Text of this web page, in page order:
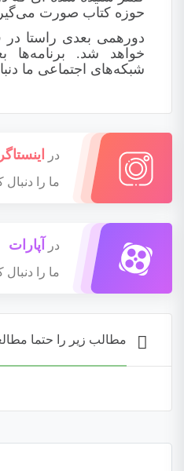
حوزه کتاب صورت
خواهد شد.
شبکه‌های اجتماعی ما
در
ما را دنبال
در آپارات
ما را دنبال
مطالب زیر را حتما